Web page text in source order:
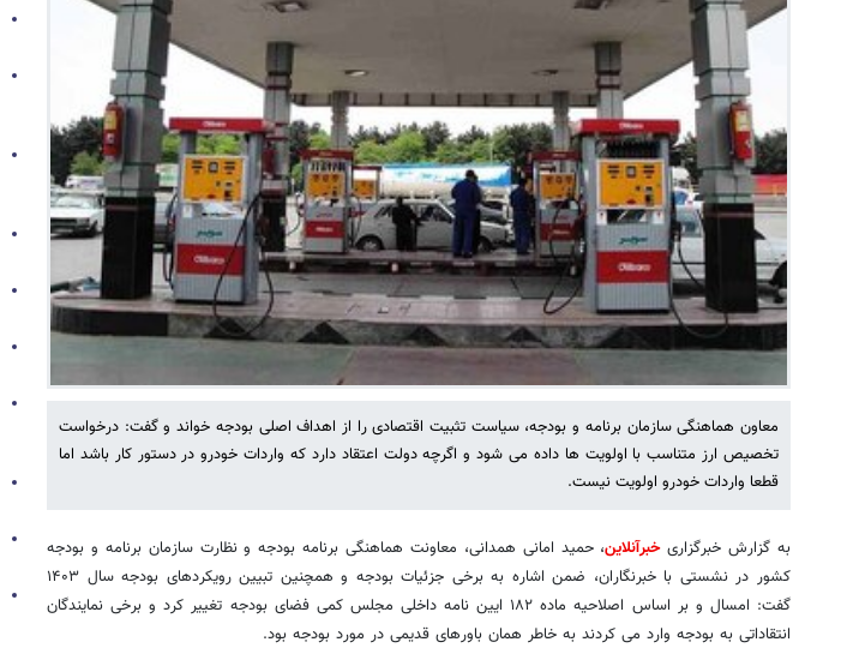
معاون هماهنگی سازمان برنامه و بودجه، سیاست تثبیت اقتصادی را از اهداف اصلی بودجه خواند و گفت: درخواست
تخصیص ارز متناسب با اولویت ها داده می شود و اگرچه دولت اعتقاد دارد که واردات خودرو در دستور کار باشد اما
قطعا واردات خودرو اولویت نیست.
به گزارش خبرگزاریخبرآنلاین، حمید امانی همدانی، معاونت هماهنگی برنامه بودجه و نظارت سازمان برنامه و بودجه
کشور در نشستی با خبرنگاران، ضمن اشاره به برخی جزئیات بودجه و همچنین تبیین رویکردهای بودجه سال ۱۴۰۳
گفت: امسال و بر اساس اصلاحیه ماده ۱۸۲ ایین نامه داخلی مجلس کمی فضای بودجه تغییر کرد و برخی نمایندگان
انتقاداتی به بودجه وارد می کردند به خاطر همان باورهای قدیمی در مورد بودجه بود.